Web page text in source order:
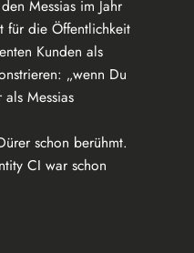
Messias im Jahr
für die Öffentlichkeit
Kunden als
„wenn Du
Messias
schon berühmt.
CI war schon